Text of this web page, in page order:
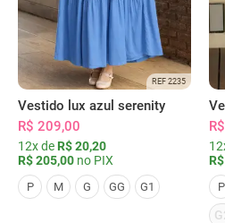
REF 2235
Vestido lux azul serenity
R$ 209,00
12x de R$ 20,20
R$ 205,00 no PIX
P M G GG G1 P